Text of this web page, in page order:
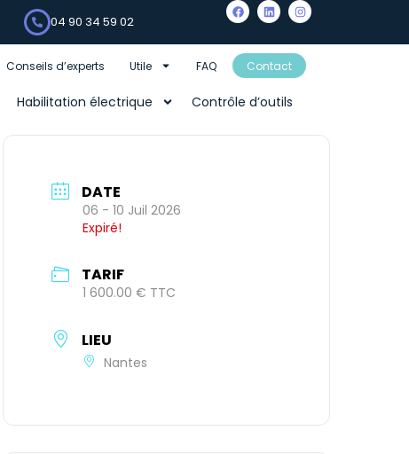
04 90 34 59 02
Conseils d’experts Utile FAQ Contact
Habilitation électrique Contrôle d’outils
DATE
06 - 10 Juil 2026
Expiré!
TARIF
1 600.00 € TTC
LIEU
Nantes